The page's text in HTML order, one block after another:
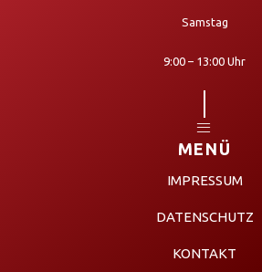
Samstag
9:00 – 13:00 Uhr
MENÜ
IMPRESSUM
DATENSCHUTZ
KONTAKT